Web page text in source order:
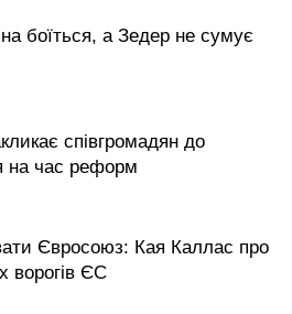
боїться, а Зедер не сумує
співгромадян до
на час реформ
Євросоюз: Кая Каллас про
ворогів ЄС